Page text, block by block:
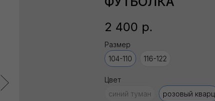
2 400 р.
Размер
104-110
116-122
Цвет
синий туман
розовый кварц